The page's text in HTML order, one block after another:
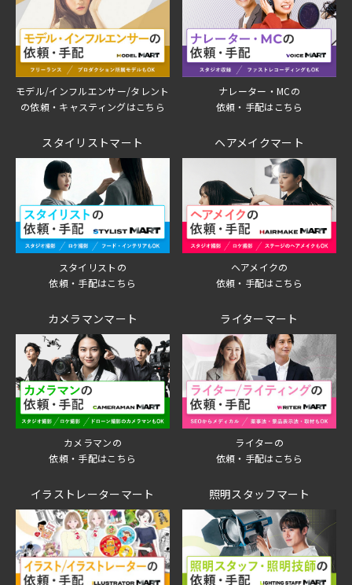
モデル/インフルエンサー/タレント
の依頼・キャスティングはこちら
ナレーター・MCの
依頼・手配はこちら
スタイリストマート
スタイリストの
依頼・手配はこちら
ヘアメイクマート
ヘアメイクの
依頼・手配はこちら
カメラマンマート
カメラマンの
依頼・手配はこちら
ライターマート
ライターの
依頼・手配はこちら
イラストレーターマート 照明スタッフマート